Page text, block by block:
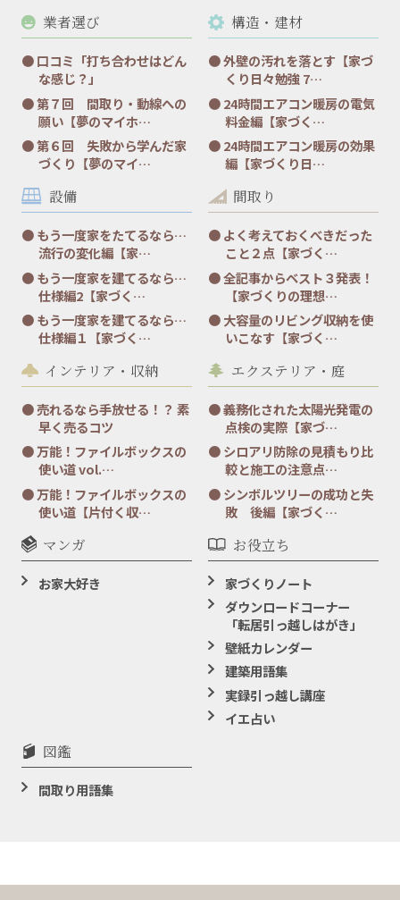
業者選び
口コミ「打ち合わせはどん
な感じ？」
第７回 間取り・動線への
願い【夢のマイホ…
第６回 失敗から学んだ家
づくり【夢のマイ…
構造・建材
外壁の汚れを落とす【家づ
くり日々勉強 7…
24時間エアコン暖房の電気
料金編【家づく…
24時間エアコン暖房の効果
編【家づくり日…
設備
もう一度家をたてるなら…
流行の変化編【家…
もう一度家を建てるなら…
仕様編2【家づく…
もう一度家を建てるなら…
仕様編１【家づく…
間取り
よく考えておくべきだった
こと２点【家づく…
全記事からベスト３発表！
【家づくりの理想…
大容量のリビング収納を使
いこなす【家づく…
インテリア・収納
売れるなら手放せる！？ 素
早く売るコツ
万能！ファイルボックスの
使い道 vol.…
万能！ファイルボックスの
使い道【片付く収…
エクステリア・庭
義務化された太陽光発電の
点検の実際【家づ…
シロアリ防除の見積もり比
較と施工の注意点…
シンボルツリーの成功と失
敗 後編【家づく…
マンガ
お家大好き
お役立ち
家づくりノート
ダウンロードコーナー
「転居引っ越しはがき」
壁紙カレンダー
建築用語集
実録引っ越し講座
イエ占い
図鑑
間取り用語集